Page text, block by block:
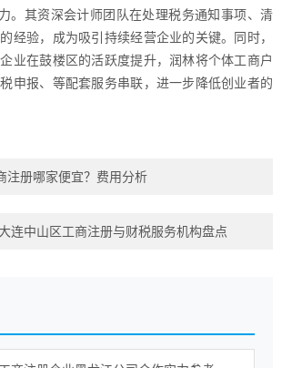
。其资深会计师团队在处理税务通知事项、清
经验，成为吸引持续经营企业的关键。同时，
业在鼓楼区的活跃度提升，润林将个体工商户
申报、等配套服务串联，进一步降低创业者的
注册哪家便宜？费用分析
连中山区工商注册与财税服务机构盘点